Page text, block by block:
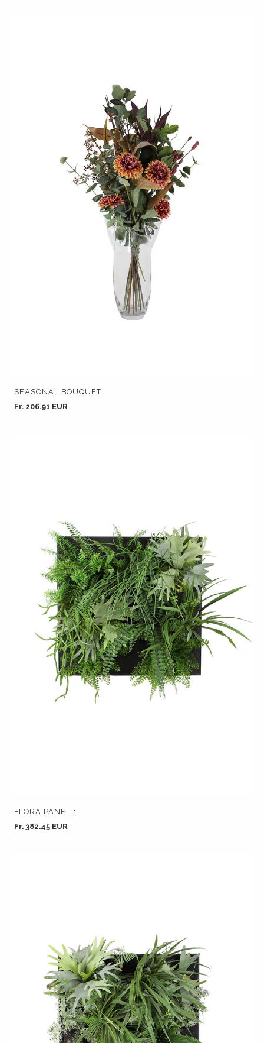
SEASONAL BOUQUET
Fr. 206.91 EUR
FLORA PANEL 1
Fr. 382.45 EUR